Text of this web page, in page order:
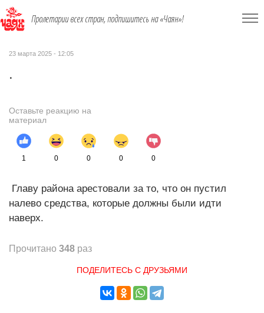
Пролетарии всех стран, подпишитесь на «Чаян»!
23 марта 2025 - 12:05
.
Оставьте реакцию на
материал
1 0 0 0 0
Главу района арестовали за то, что он пустил
налево средства, которые должны были идти
наверх.
Прочитано 348 раз
ПОДЕЛИТЕСЬ С ДРУЗЬЯМИ